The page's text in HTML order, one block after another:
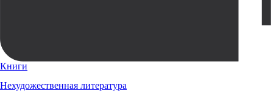
Книги
Нехудожественная литература